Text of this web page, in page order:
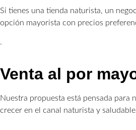
Si tienes una tienda naturista, un
opción mayorista con precios
.
Venta al por
Nuestra propuesta está pensada
crecer en el canal naturista y